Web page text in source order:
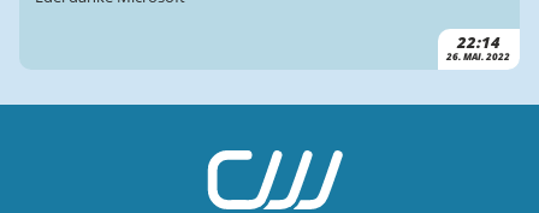
22:14
26. MAI. 2022